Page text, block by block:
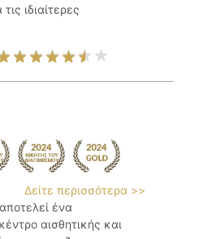
ιδιαίτερες
Δείτε περισσότερα >>
ένα
αισθητικής και